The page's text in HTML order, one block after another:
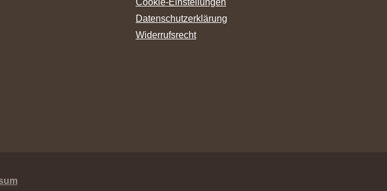
Cookie-Einstellungen
Datenschutzerklärung
Widerrufsrecht